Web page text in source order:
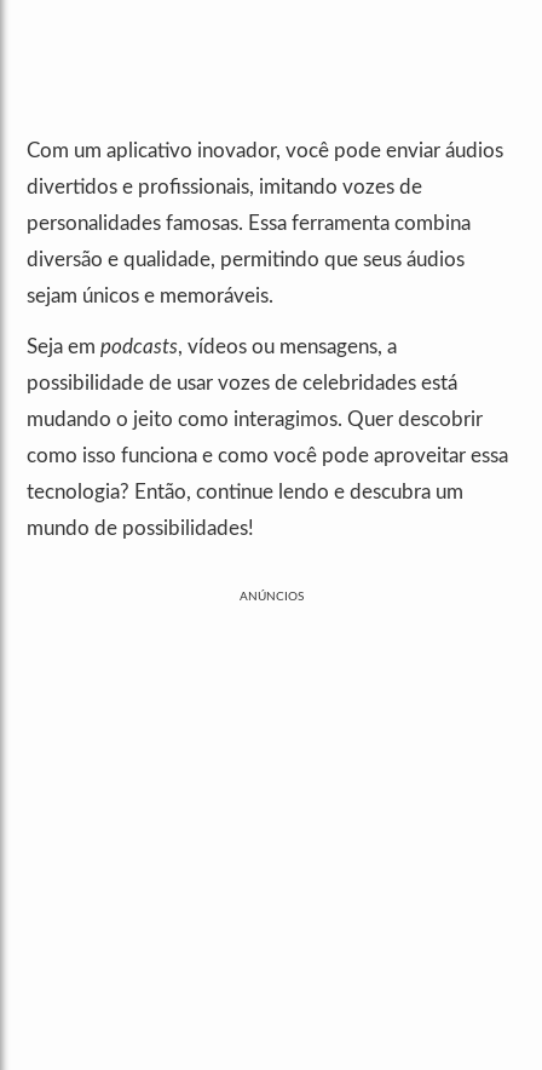
Com um aplicativo inovador, você pode enviar áudios
divertidos e profissionais, imitando vozes de
personalidades famosas. Essa ferramenta combina
diversão e qualidade, permitindo que seus áudios
sejam únicos e memoráveis.
Seja em podcasts, vídeos ou mensagens, a
possibilidade de usar vozes de celebridades está
mudando o jeito como interagimos. Quer descobrir
como isso funciona e como você pode aproveitar essa
tecnologia? Então, continue lendo e descubra um
mundo de possibilidades!
ANÚNCIOS